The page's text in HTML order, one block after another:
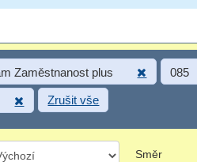
Zaměstnanost plus 085
Zrušit vše
Směr